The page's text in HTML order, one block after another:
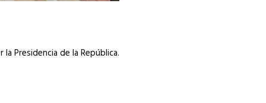
Presidencia de la República.